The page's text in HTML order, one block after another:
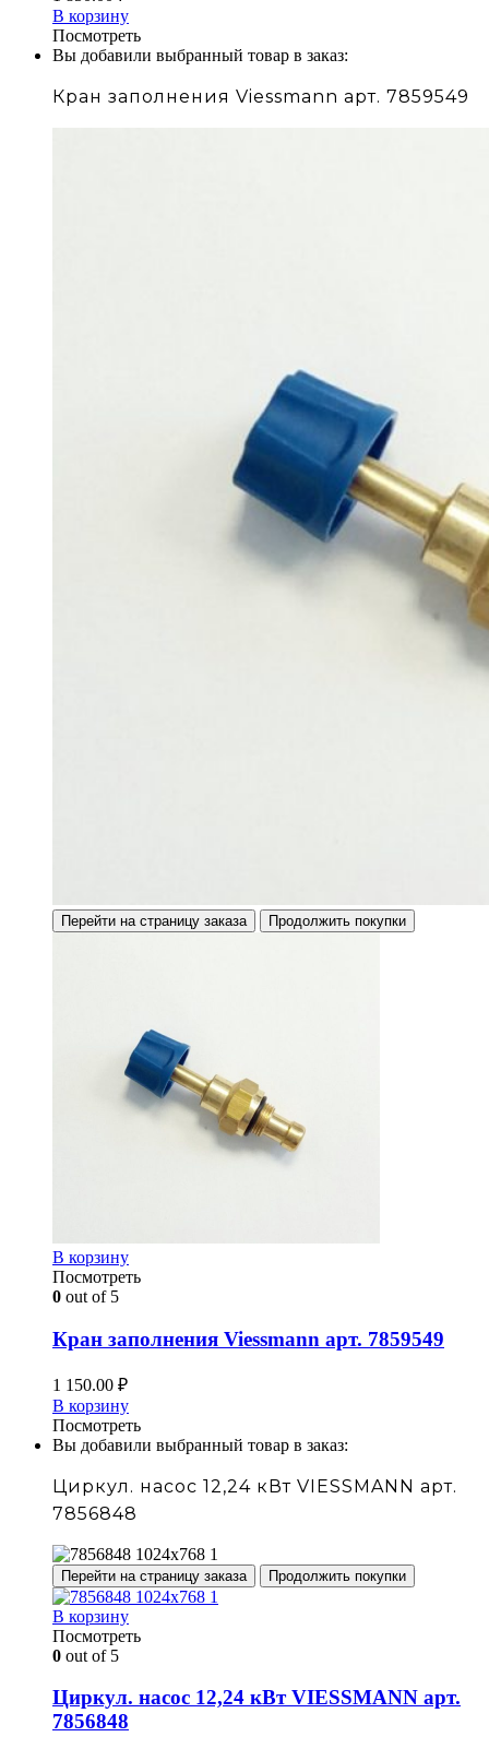
В корзину
Посмотреть
Вы добавили выбранный товар в заказ:
Кран заполнения Viessmann арт. 7859549
Перейти на страницу заказа Продолжить покупки
В корзину
Посмотреть
0 out of 5
Кран заполнения Viessmann арт. 7859549
1 150.00 ₽
В корзину
Посмотреть
Вы добавили выбранный товар в заказ:
Циркул. насос 12,24 кВт VIESSMANN арт.
7856848
Перейти на страницу заказа Продолжить покупки
В корзину
Посмотреть
0 out of 5
Циркул. насос 12,24 кВт VIESSMANN арт.
7856848